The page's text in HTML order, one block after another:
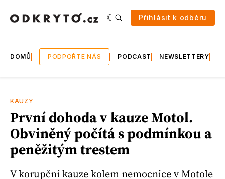
Přihlásit k odběru
DOMŮ PODPOŘTE NÁS PODCAST NEWSLETTERY
KAUZY
První dohoda v kauze Motol.
Obviněný počítá s podmínkou a
peněžitým trestem
V korupční kauze kolem nemocnice v Motole